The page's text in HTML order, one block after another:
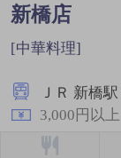
新橋店
[中華料理]
ＪＲ 新橋
3,000円以